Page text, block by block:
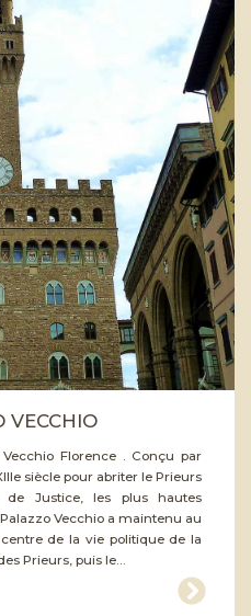
VECCHIO
Florence . Conçu par
siècle pour abriter le Prieurs
Justice, les plus hautes
Vecchio a maintenu au
de la vie politique de la
Prieurs, puis le...